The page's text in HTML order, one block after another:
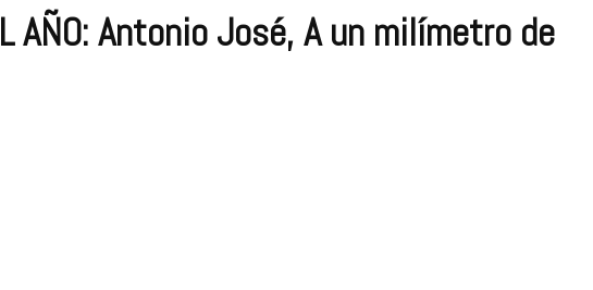
AÑO: Antonio José, A un milímetro de